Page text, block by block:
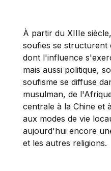
À partir du XIIIe
soufies se structurent
dont l'influence
mais aussi politique,
soufisme se diffuse
musulman, de
centrale à la Chine et
aux modes de vie
aujourd'hui encore
et les autres religions.